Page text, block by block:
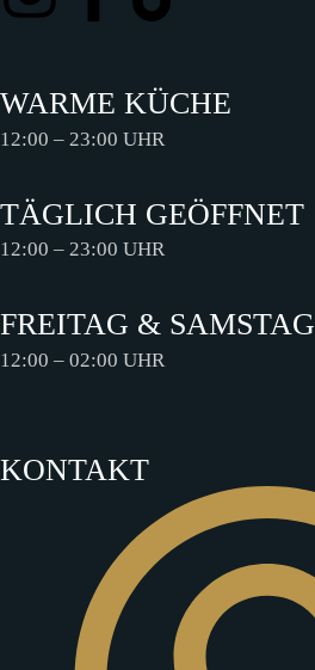
WARME KÜCHE
12:00 – 23:00 UHR
TÄGLICH GEÖFFNET
12:00 – 23:00 UHR
FREITAG & SAMSTAG
12:00 – 02:00 UHR
KONTAKT